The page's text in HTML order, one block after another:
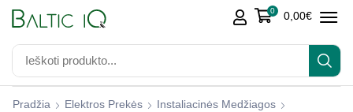
0 0,00€
Pradžia Elektros Prekės
Instaliacinės Medžiagos